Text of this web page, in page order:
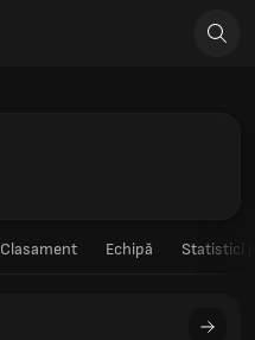
Clasament Echipă Statistici